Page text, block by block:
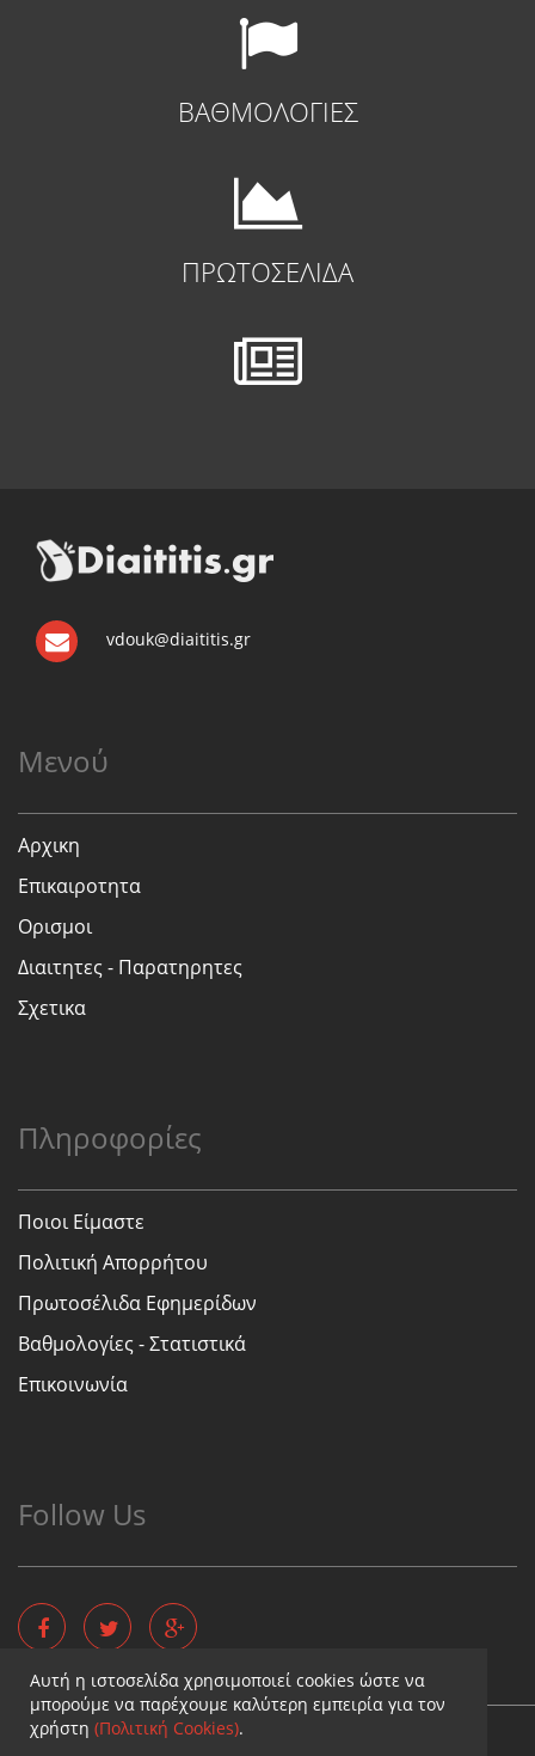
ΒΑΘΜΟΛΟΓΙΕΣ
ΠΡΩΤΟΣΕΛΙΔΑ
vdouk@diaititis.gr
Μενού
Αρχικη
Επικαιροτητα
Ορισμοι
Διαιτητες - Παρατηρητες
Σχετικα
Πληροφορίες
Ποιοι Είμαστε
Πολιτική Απορρήτου
Πρωτοσέλιδα Εφημερίδων
Βαθμολογίες - Στατιστικά
Επικοινωνία
Follow Us
Copyright © - Diaititis.gr - All Rights Reserved.
Αυτή η ιστοσελίδα χρησιμοποιεί cookies ώστε να
μπορούμε να παρέχουμε καλύτερη εμπειρία για τον
χρήστη (Πολιτική Cookies).